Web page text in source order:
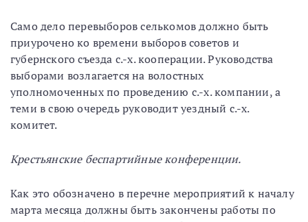
Само дело перевыборов селькомов должно быть
приурочено ко времени выборов советов и
губернского съезда с.-х. кооперации. Руководства
выборами возлагается на волостных
уполномоченных по проведению с.-х. компании, а
теми в свою очередь руководит уездный с.-х.
комитет.
Крестьянские беспартийные конференции.
Как это обозначено в перечне мероприятий к началу
марта месяца должны быть закончены работы по